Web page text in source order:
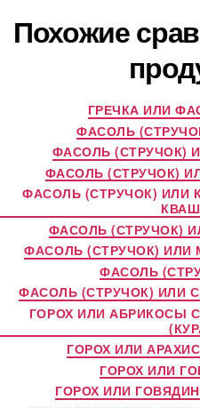
Похожие
ГРЕЧКА ИЛИ
ФАСОЛЬ
ФАСОЛЬ (СТРУЧОК)
ФАСОЛЬ (СТРУЧОК)
ФАСОЛЬ (СТРУЧОК) ИЛИ
ФАСОЛЬ (СТРУЧОК)
ФАСОЛЬ (СТРУЧОК) ИЛИ
ФАСОЛЬ
ФАСОЛЬ (СТРУЧОК) ИЛИ
ГОРОХ ИЛИ АБРИКОСЫ
ГОРОХ ИЛИ АРАХИС
ГОРОХ ИЛИ
ГОРОХ ИЛИ